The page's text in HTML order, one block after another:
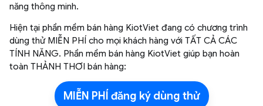
năng thông minh.
Hiện tại phần mềm bán hàng KiotViet đang có chương trình
dùng thử MIỄN PHÍ cho mọi khách hàng với TẤT CẢ CÁC
TÍNH NĂNG. Phần mềm bán hàng KiotViet giúp bạn hoàn
toàn THẢNH THƠI bán hàng:
MIỄN PHÍ đăng ký dùng thử